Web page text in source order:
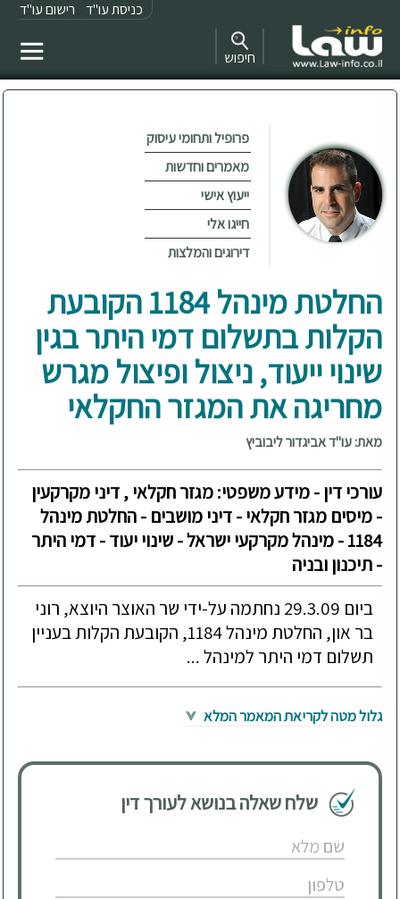
כניסת עו"ד רישום עו"ד
חיפוש
פרופיל ותחומי עיסוק
מאמרים וחדשות
ייעוץ אישי
חייגו אלי
דירוגים והמלצות
החלטת מינהל 1184 הקובעת
הקלות בתשלום דמי היתר בגין
שינוי ייעוד, ניצול ופיצול מגרש
מחריגה את המגזר החקלאי
מאת: עו"ד אביגדור ליבוביץ
עורכי דין - מידע משפטי: מגזר חקלאי , דיני מקרקעין
- מיסים מגזר חקלאי - דיני מושבים - החלטת מינהל
1184 - מינהל מקרקעי ישראל - שינוי יעוד - דמי היתר
- תיכנון ובניה
ביום 29.3.09 נחתמה על-ידי שר האוצר היוצא, רוני
בר און, החלטת מינהל 1184, הקובעת הקלות בעניין
תשלום דמי היתר למינהל ...
גלול מטה לקריאת המאמר המלא
שלח שאלה בנושא לעורך דין